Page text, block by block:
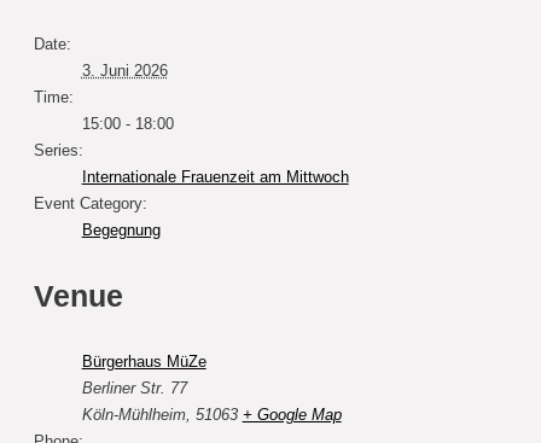
Date:
3. Juni 2026
Time:
15:00 - 18:00
Series:
Internationale Frauenzeit am Mittwoch
Event Category:
Begegnung
Venue
Bürgerhaus MüZe
Berliner Str. 77
Köln-Mühlheim, 51063 + Google Map